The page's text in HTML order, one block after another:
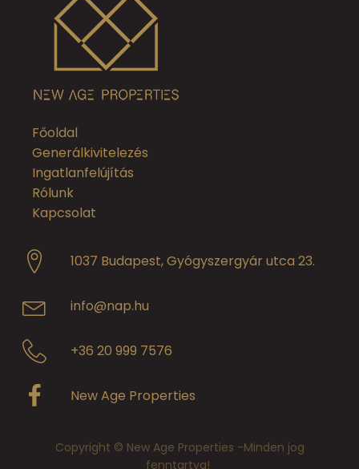
Főoldal
Generálkivitelezés
Ingatlanfelújítás
Rólunk
Kapcsolat
1037 Budapest, Gyógyszergyár utca 23.
info@nap.hu
+36 20 999 7576
New Age Properties
Copyright © New Age Properties -Minden jog
fenntartva!